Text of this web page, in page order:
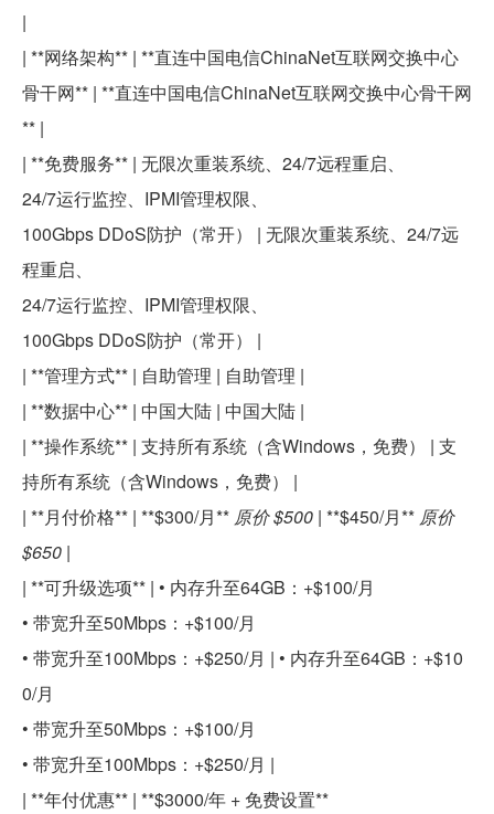
|
| **网络架构** | **直连中国电信ChinaNet互联网交换中心
骨干网** | **直连中国电信ChinaNet互联网交换中心骨干网
** |
| **免费服务** | 无限次重装系统、24/7远程重启、
24/7运行监控、IPMI管理权限、
100Gbps DDoS防护（常开） | 无限次重装系统、24/7远
程重启、
24/7运行监控、IPMI管理权限、
100Gbps DDoS防护（常开） |
| **管理方式** | 自助管理 | 自助管理 |
| **数据中心** | 中国大陆 | 中国大陆 |
| **操作系统** | 支持所有系统（含Windows，免费） | 支
持所有系统（含Windows，免费） |
| **月付价格** | **$300/月** 原价 $500 | **$450/月** 原价
$650 |
| **可升级选项** | • 内存升至64GB：+$100/月
• 带宽升至50Mbps：+$100/月
• 带宽升至100Mbps：+$250/月 | • 内存升至64GB：+$10
0/月
• 带宽升至50Mbps：+$100/月
• 带宽升至100Mbps：+$250/月 |
| **年付优惠** | **$3000/年 + 免费设置**